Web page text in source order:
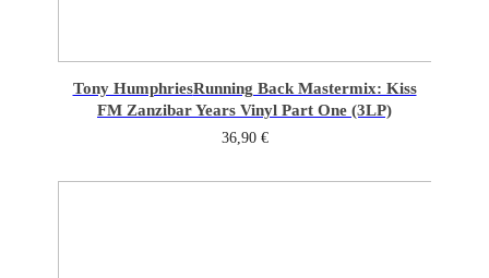
Tony HumphriesRunning Back Mastermix: Kiss
FM Zanzibar Years Vinyl Part One (3LP)
36,90 €